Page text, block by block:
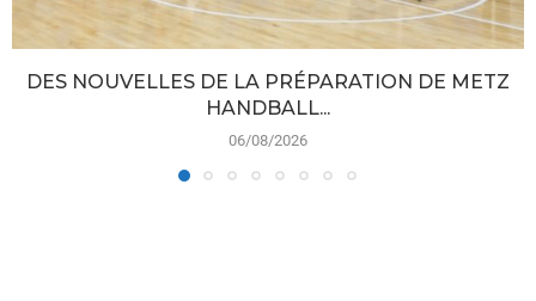
DES NOUVELLES DE LA PRÉPARATION DE METZ
HANDBALL...
06/08/2026